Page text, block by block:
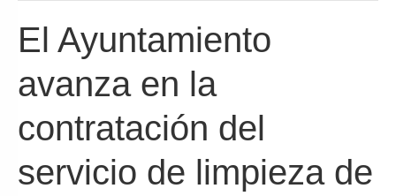
El Ayuntamiento
avanza en la
contratación del
servicio de limpieza de